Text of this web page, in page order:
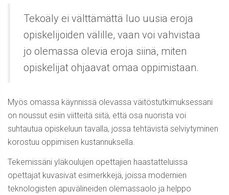
Tekoäly ei välttämättä luo uusia eroja
opiskelijoiden välille, vaan voi vahvistaa
jo olemassa olevia eroja siinä, miten
opiskelijat ohjaavat omaa oppimistaan.
Myös omassa käynnissä olevassa väitöstutkimuksessani
on noussut esiin viitteitä siitä, että osa nuorista voi
suhtautua opiskeluun tavalla, jossa tehtävistä selviytyminen
korostuu oppimisen kustannuksella.
Tekemissäni yläkoulujen opettajien haastatteluissa
opettajat kuvasivat esimerkkejä, joissa modernien
teknologisten apuvälineiden olemassaolo ja helppo